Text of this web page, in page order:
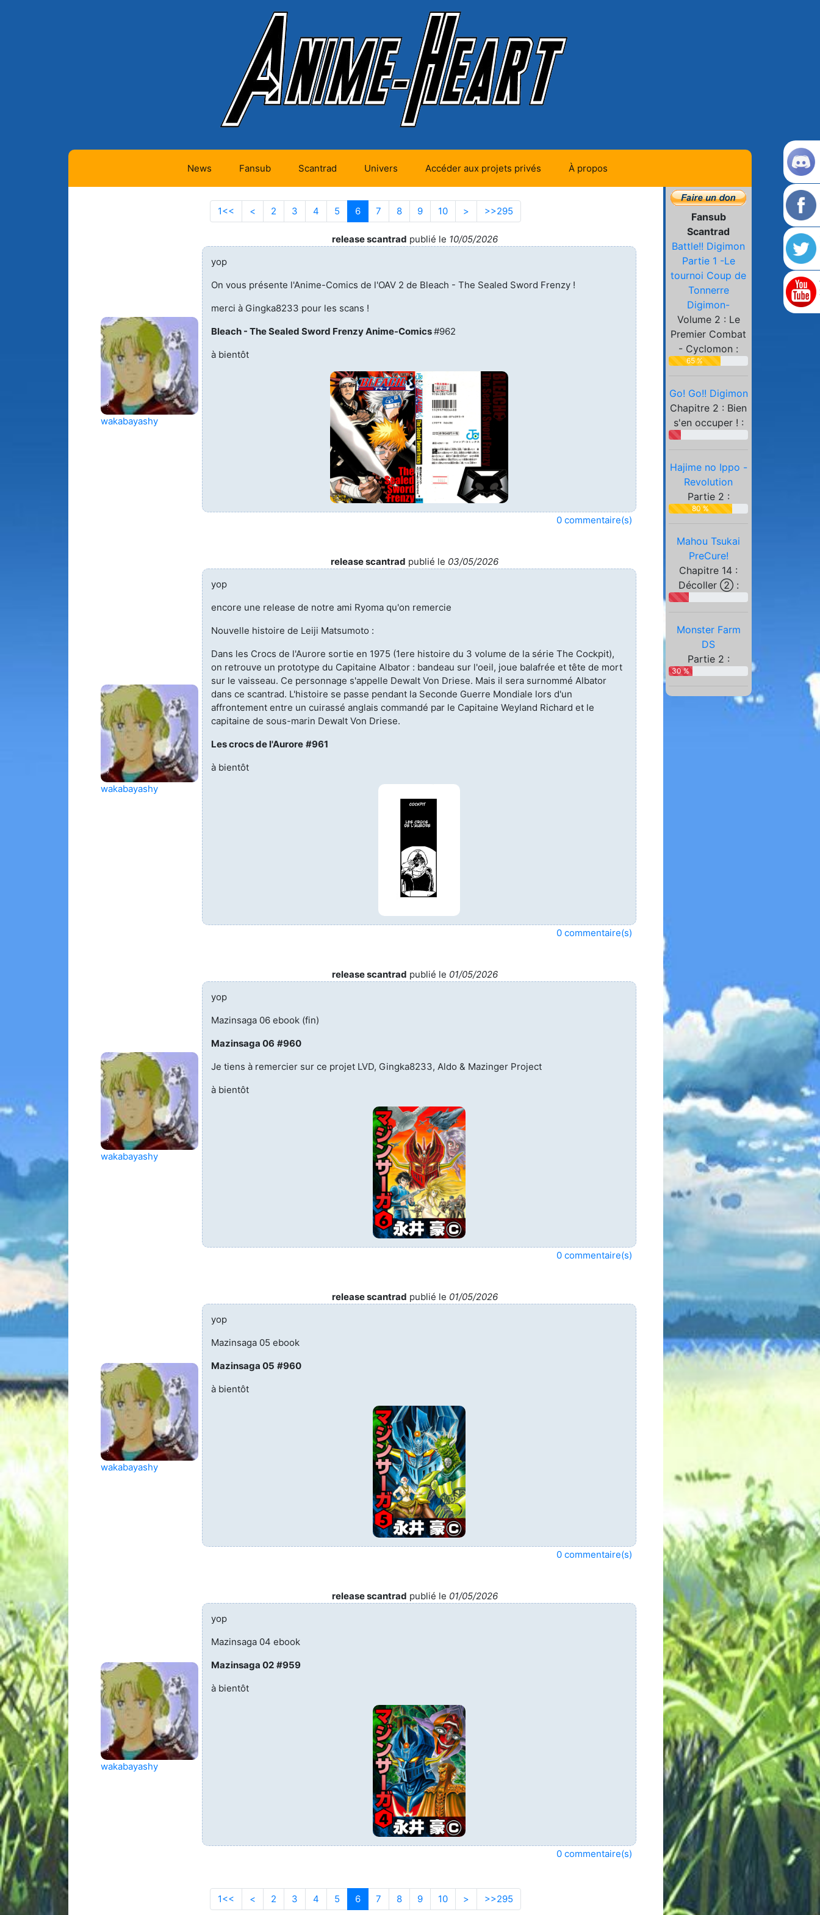
News Fansub
Animes en cours (1)
Animes terminés
Animes licenciés
(13)
Tous les animes (604)
Scantrad
Mangas en cours
(Privés) (132)
Mangas terminés
Mangas en pause (7)
Mangas licenciés (19)
Mangas abandonnés
Tous les mangas
Univers Accéder aux projets privés À propos
L'équipe
Fansub
Scantrad
Battle!! Digimon
Partie 1 -Le
tournoi Coup de
Tonnerre
Digimon-
Volume 2 : Le
Premier Combat
- Cyclomon :
65 %
Go! Go!! Digimon
Chapitre 2 : Bien
s'en occuper ! :
Hajime no Ippo -
Revolution
Partie 2 :
80 %
Mahou Tsukai
PreCure!
Chapitre 14 :
Décoller ② :
Monster Farm
DS
Partie 2 :
30 %
1<< Aller à la première page
< Page précédente
2 3 4 5 6 (actuelle)
7 8 9 10 > Page suivante
>>295
wakabayashy
release scantrad publié le 10/05/2026
yop
On vous présente l'Anime-Comics de l'OAV 2 de Bleach - The Sealed Sword Frenzy !
merci à Gingka8233 pour les scans !
Bleach - The Sealed Sword Frenzy Anime-Comics#962
à bientôt
0 commentaire(s)
wakabayashy
release scantrad publié le 03/05/2026
yop
encore une release de notre ami Ryoma qu'on remercie
Nouvelle histoire de Leiji Matsumoto :
Dans les Crocs de l'Aurore sortie en 1975 (1ere histoire du 3 volume de la série The Cockpit),
on retrouve un prototype du Capitaine Albator : bandeau sur l'oeil, joue balafrée et tête de mort
sur le vaisseau. Ce personnage s'appelle Dewalt Von Driese. Mais il sera surnommé Albator
dans ce scantrad. L'histoire se passe pendant la Seconde Guerre Mondiale lors d'un
affrontement entre un cuirassé anglais commandé par le Capitaine Weyland Richard et le
capitaine de sous-marin Dewalt Von Driese.
Les crocs de l'Aurore #961
à bientôt
0 commentaire(s)
wakabayashy
release scantrad publié le 01/05/2026
yop
Mazinsaga 06 ebook (fin)
Mazinsaga 06 #960
Je tiens à remercier sur ce projet LVD, Gingka8233, Aldo & Mazinger Project
à bientôt
0 commentaire(s)
wakabayashy
release scantrad publié le 01/05/2026
yop
Mazinsaga 05 ebook
Mazinsaga 05 #960
à bientôt
0 commentaire(s)
wakabayashy
release scantrad publié le 01/05/2026
yop
Mazinsaga 04 ebook
Mazinsaga 02 #959
à bientôt
0 commentaire(s)
1<< Aller à la première page
< Page précédente
2 3 4 5 6 (actuelle)
7 8 9 10 > Page suivante
>>295